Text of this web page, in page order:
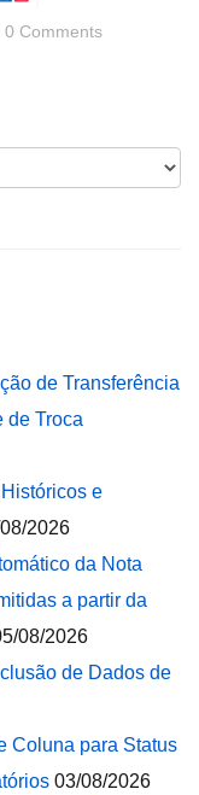
0 Comments
de Transferência
de Troca
e
2026
da Nota
a partir da
08/2026
de Dados de
Coluna para Status
03/08/2026